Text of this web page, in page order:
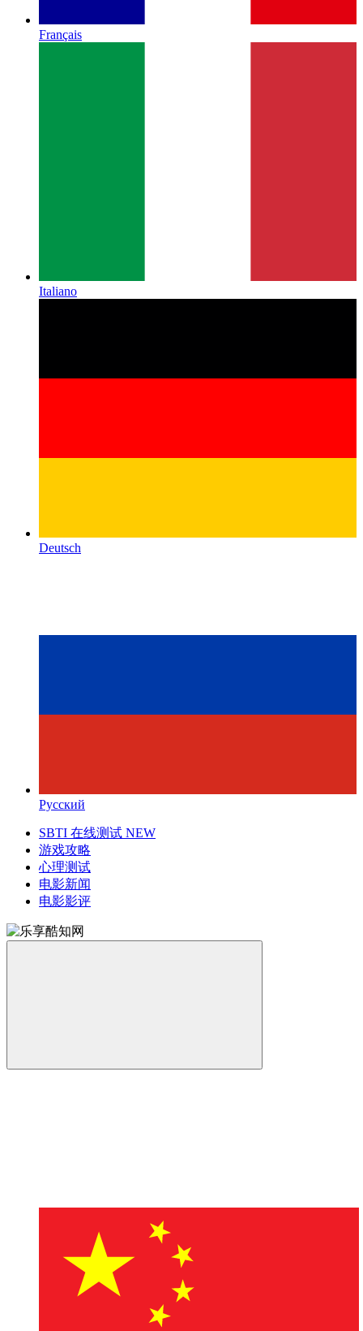
Français
Italiano
Deutsch
Русский
SBTI 在线测试 NEW
游戏攻略
心理测试
电影新闻
电影影评